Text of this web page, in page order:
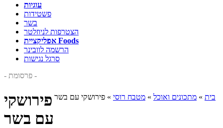
עוגיות
פשטידות
בשר
הצטרפות לניוזלטר
אפליקציית Foods
הרשמה לוובינר
סרגל נגישות
- פרסומת -
בית » מתכונים ואוכל » מטבח רוסי » פירושקי עם בשר פירושקי
עם בשר